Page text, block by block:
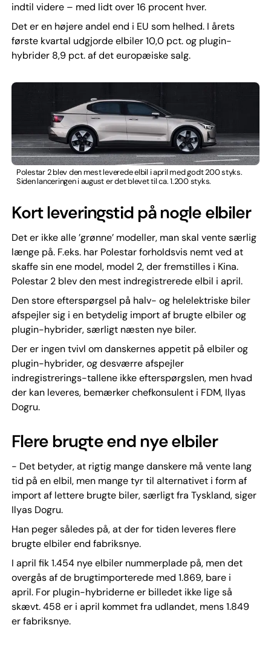
indtil videre – med lidt over 16 procent hver.
Det er en højere andel end i EU som helhed. I årets
første kvartal udgjorde elbiler 10,0 pct. og plugin-
hybrider 8,9 pct. af det europæiske salg.
Polestar 2 blev den mest leverede elbil i april med godt 200 styks.
Siden lanceringen i august er det blevet til ca. 1.200 styks.
Kort leveringstid på nogle elbiler
Det er ikke alle ’grønne’ modeller, man skal vente særlig
længe på. F.eks. har Polestar forholdsvis nemt ved at
skaffe sin ene model, model 2, der fremstilles i Kina.
Polestar 2 blev den mest indregistrerede elbil i april.
Den store efterspørgsel på halv- og helelektriske biler
afspejler sig i en betydelig import af brugte elbiler og
plugin-hybrider, særligt næsten nye biler.
Der er ingen tvivl om danskernes appetit på elbiler og
plugin-hybrider, og desværre afspejler
indregistrerings-tallene ikke efterspørgslen, men hvad
der kan leveres, bemærker chefkonsulent i FDM, Ilyas
Dogru.
Flere brugte end nye elbiler
- Det betyder, at rigtig mange danskere må vente lang
tid på en elbil, men mange tyr til alternativet i form af
import af lettere brugte biler, særligt fra Tyskland, siger
Ilyas Dogru.
Han peger således på, at der for tiden leveres flere
brugte elbiler end fabriksnye.
I april fik 1.454 nye elbiler nummerplade på, men det
overgås af de brugtimporterede med 1.869, bare i
april. For plugin-hybriderne er billedet ikke lige så
skævt. 458 er i april kommet fra udlandet, mens 1.849
er fabriksnye.